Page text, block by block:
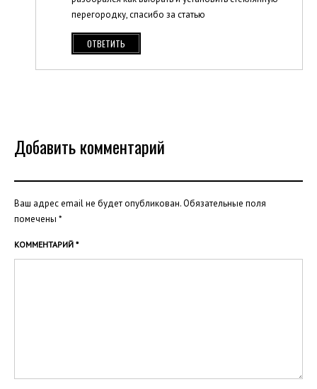
перегородку, спасибо за статью
ОТВЕТИТЬ
Добавить комментарий
Ваш адрес email не будет опубликован.Обязательные поля
помечены *
КОММЕНТАРИЙ *